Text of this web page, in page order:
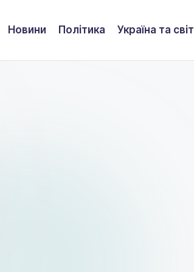
Новини Політика Україна та світ